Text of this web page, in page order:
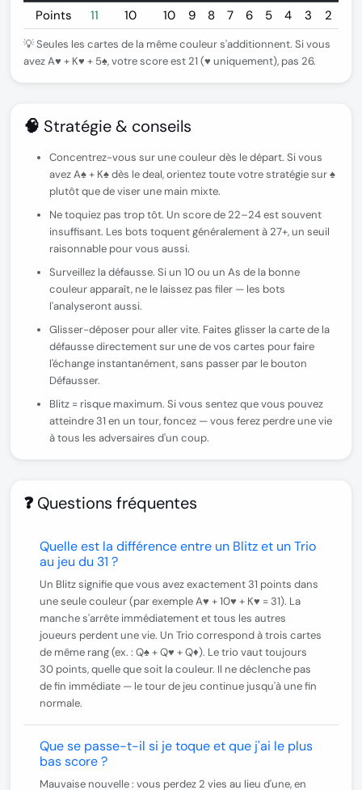
Points
11 10 10 9 8 7 6 5 4 3 2
💡 Seules les cartes de la même couleurs'additionnent. Si vous
avez A♥ + K♥ + 5♠, votre score est 21 (♥ uniquement), pas 26.
🧠 Stratégie & conseils
Concentrez-vous sur une couleur dès le départ. Si vous
avez A♠ + K♠ dès le deal, orientez toute votre stratégie sur ♠
plutôt que de viser une main mixte.
Ne toquiez pas trop tôt. Un score de 22–24 est souvent
insuffisant. Les bots toquent généralement à 27+, un seuil
raisonnable pour vous aussi.
Surveillez la défausse. Si un 10 ou un As de la bonne
couleur apparaît, ne le laissez pas filer — les bots
l'analyseront aussi.
Glisser-déposer pour aller vite. Faites glisser la carte de la
défausse directement sur une de vos cartes pour faire
l'échange instantanément, sans passer par le bouton
Défausser.
Blitz = risque maximum. Si vous sentez que vous pouvez
atteindre 31 en un tour, foncez — vous ferez perdre une vie
à tous les adversaires d'un coup.
❓ Questions fréquentes
Quelle est la différence entre un Blitz et un Trio
au jeu du 31 ?
Un Blitzsignifie que vous avez exactement 31 points dans
une seule couleur (par exemple A♥ + 10♥ + K♥ = 31). La
manche s'arrête immédiatement ettous les autres
joueurs perdent une vie. Un Trio correspond à trois cartes
de même rang (ex. : Q♠ + Q♥ + Q♦). Le trio vaut toujours
30 points, quelle que soit la couleur. Il ne déclenche pas
de fin immédiate — le tour de jeu continue jusqu'à une fin
normale.
Que se passe-t-il si je toque et que j'ai le plus
bas score ?
Mauvaise nouvelle : vous perdez 2 vies au lieu d'une, en